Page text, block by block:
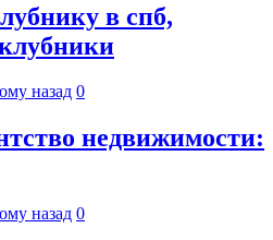
в спб,
назад 0
недвижимости:
назад 0